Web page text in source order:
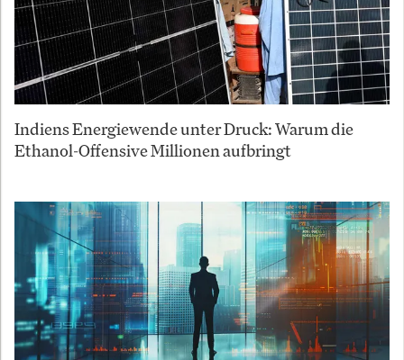
Indiens Energiewende unter Druck: Warum die
Ethanol-Offensive Millionen aufbringt